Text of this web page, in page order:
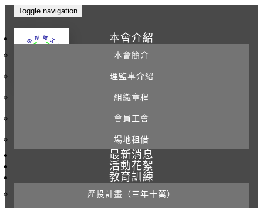
Toggle navigation
本會介紹
本會簡介
理監事介紹
組織章程
會員工會
場地租借
最新消息
活動花絮
教育訓練
產投計畫（三年十萬）